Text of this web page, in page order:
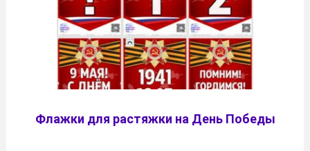
Флажки для растяжки на День Победы